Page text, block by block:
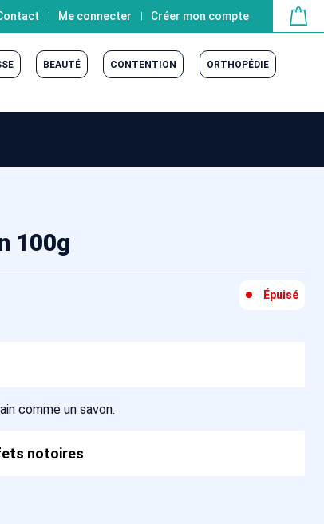
Me connecter Créer mon compte
BEAUTÉ CONTENTION ORTHOPÉDIE
100g
Épuisé
comme un savon.
notoires